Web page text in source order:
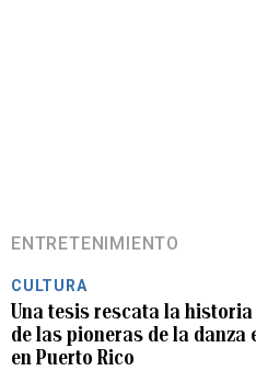
ENTRETENIMIENTO
CULTURA
Una tesis rescata la
de las pioneras de la danza
en Puerto Rico